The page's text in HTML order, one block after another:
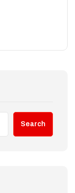
Search